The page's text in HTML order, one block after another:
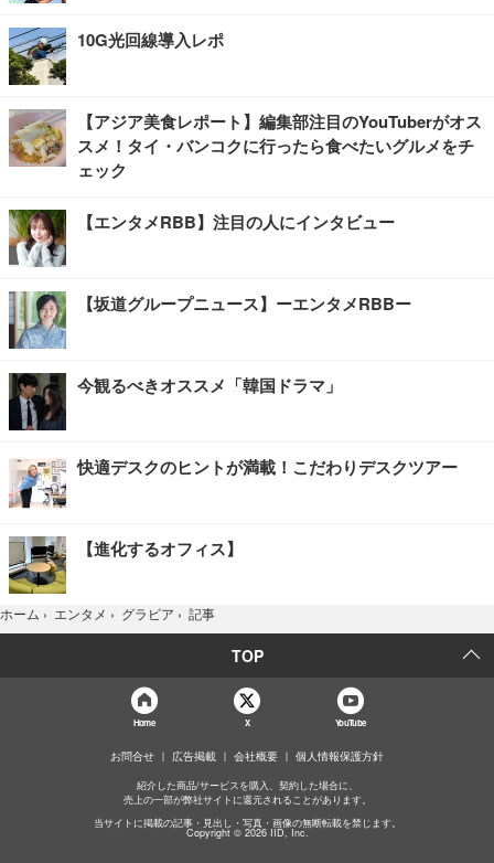
10G光回線導入レポ
【アジア美食レポート】編集部注目のYouTuberがオス
スメ！タイ・バンコクに行ったら食べたいグルメをチ
ェック
【エンタメRBB】注目の人にインタビュー
【坂道グループニュース】ーエンタメRBBー
今観るべきオススメ「韓国ドラマ」
快適デスクのヒントが満載！こだわりデスクツアー
【進化するオフィス】
ホーム › エンタメ › グラビア › 記事
TOP
Home X YouTube
お問合せ 広告掲載 会社概要 個人情報保護方針
紹介した商品/サービスを購入、契約した場合に、
売上の一部が弊社サイトに還元されることがあります。
当サイトに掲載の記事・見出し・写真・画像の無断転載を禁じます。
Copyright © 2026 IID, Inc.